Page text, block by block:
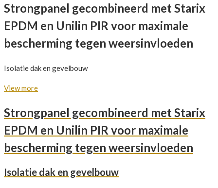
Strongpanel gecombineerd met Starix
EPDM en Unilin PIR voor maximale
bescherming tegen weersinvloeden
Isolatie dak en gevelbouw
View more
Strongpanel gecombineerd met Starix
EPDM en Unilin PIR voor maximale
bescherming tegen weersinvloeden
Isolatie dak en gevelbouw